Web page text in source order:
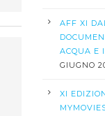
AFF XI
ACQUA E
GIUGNO
XI